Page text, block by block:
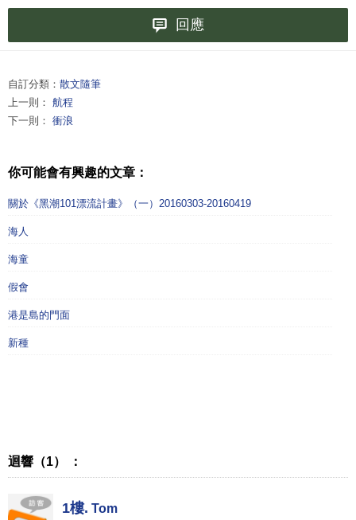
回應
自訂分類： 散文隨筆
上一則： 航程
下一則： 衝浪
你可能會有興趣的文章：
關於《黑潮101漂流計畫》（一）20160303-20160419
海人
海童
假會
港是島的門面
新種
迴響（1） ：
1樓. Tom